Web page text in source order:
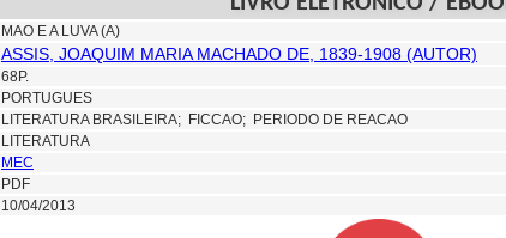
MAO E A LUVA (A)
ASSIS, JOAQUIM MARIA MACHADO DE, 1839-1908 (AUTOR)
68P.
PORTUGUES
LITERATURA BRASILEIRA; FICCAO; PERIODO DE REACAO
LITERATURA
MEC
PDF
10/04/2013